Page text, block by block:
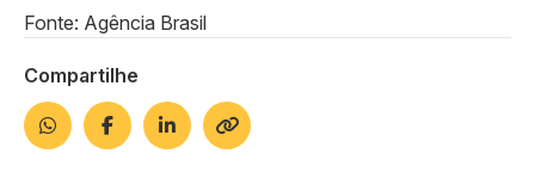
Fonte: Agência Brasil
Compartilhe